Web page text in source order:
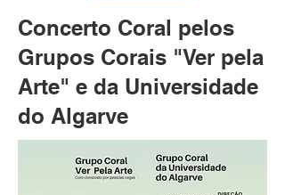
Concerto Coral pelos
Grupos Corais "Ver pela
Arte" e da Universidade
do Algarve